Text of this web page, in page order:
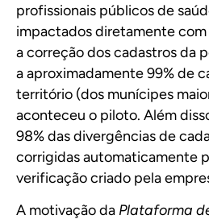
profissionais públicos de
impactados diretamente
a correção dos cadastros da
a aproximadamente 99% de
território (dos munícipes
aconteceu o piloto. Além
98% das divergências de
corrigidas automaticamente
verificação criado pela
A motivação da Plataforma